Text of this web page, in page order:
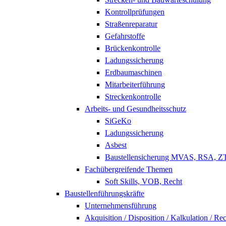
Kontrollprüfungen
Straßenreparatur
Gefahrstoffe
Brückenkontrolle
Ladungssicherung
Erdbaumaschinen
Mitarbeiterführung
Streckenkontrolle
Arbeits- und Gesundheitsschutz
SiGeKo
Ladungssicherung
Asbest
Baustellensicherung MVAS, RSA,
Fachübergreifende Themen
Soft Skills, VOB, Recht
Baustellenführungskräfte
Unternehmensführung
Akquisition / Disposition / Kalkulation /